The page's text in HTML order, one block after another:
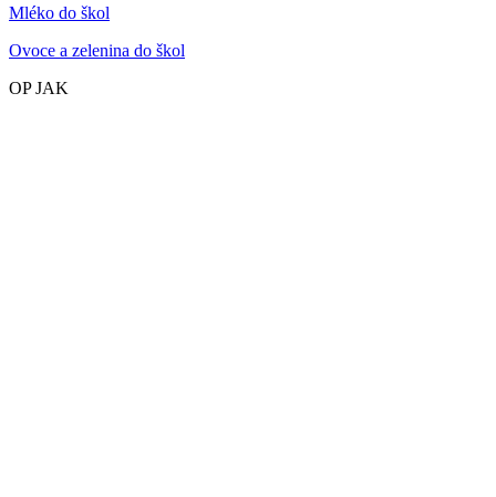
Mléko do škol
Ovoce a zelenina do škol
OP JAK